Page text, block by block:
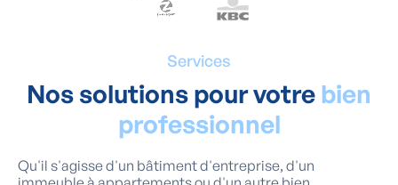
Services
Nos solutions pour votre bien
professionnel
Qu'il s'agisse d'un bâtiment d'entreprise, d'un